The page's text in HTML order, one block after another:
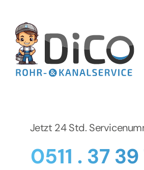
springen
Home
Jetzt 24 Std.
0511 . 37